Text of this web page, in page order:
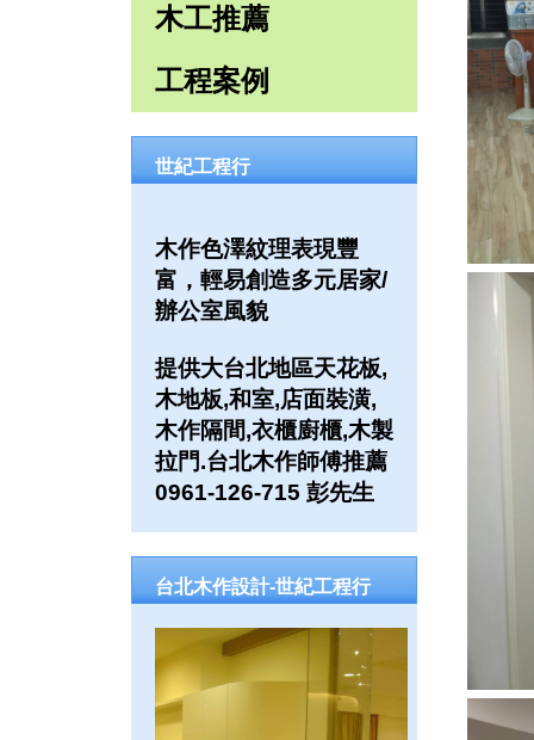
木工推薦
工程案例
世紀工程行
木作色澤紋理表現豐
富，輕易創造多元居家/
辦公室風貌
提供大台北地區天花板,
木地板,和室,店面裝潢,
木作隔間,衣櫃廚櫃,木製
拉門.台北木作師傅推薦
0961-126-715 彭先生
台北木作設計-世紀工程行